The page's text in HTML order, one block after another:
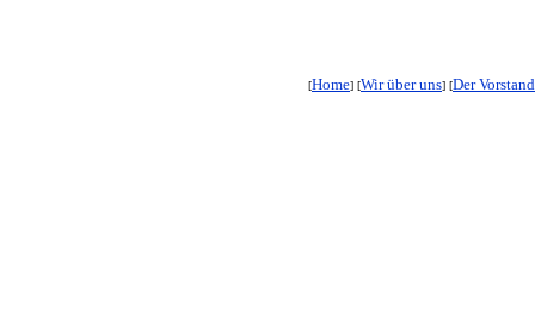
[Home] [Wir über uns] [Der Vorstand